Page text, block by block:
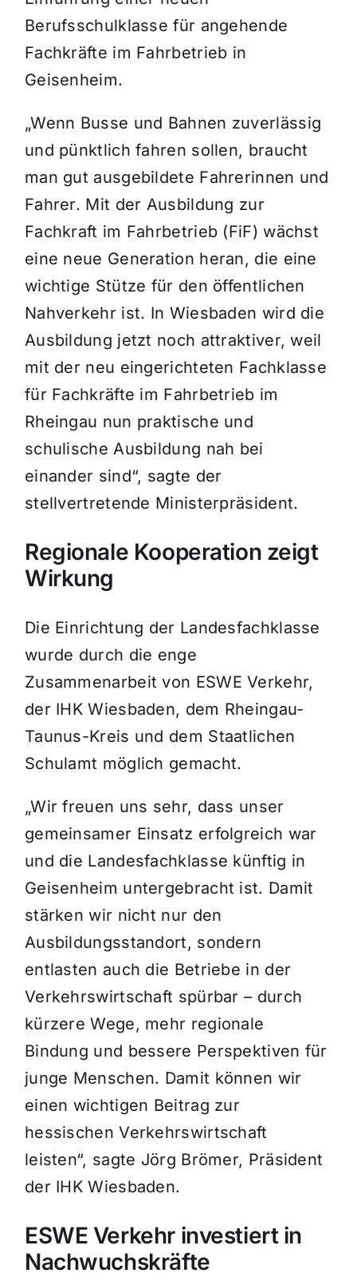
Berufsschulklasse für angehende
Fachkräfte im Fahrbetrieb in
Geisenheim.
„Wenn Busse und Bahnen zuverlässig
und pünktlich fahren sollen, braucht
man gut ausgebildete Fahrerinnen und
Fahrer. Mit der Ausbildung zur
Fachkraft im Fahrbetrieb (FiF) wächst
eine neue Generation heran, die eine
wichtige Stütze für den öffentlichen
Nahverkehr ist. In Wiesbaden wird die
Ausbildung jetzt noch attraktiver, weil
mit der neu eingerichteten Fachklasse
für Fachkräfte im Fahrbetrieb im
Rheingau nun praktische und
schulische Ausbildung nah bei
einander sind“, sagte der
stellvertretende Ministerpräsident.
Regionale Kooperation zeigt
Wirkung
Die Einrichtung der Landesfachklasse
wurde durch die enge
Zusammenarbeit von ESWE Verkehr,
der IHK Wiesbaden, dem Rheingau-
Taunus-Kreis und dem Staatlichen
Schulamt möglich gemacht.
„Wir freuen uns sehr, dass unser
gemeinsamer Einsatz erfolgreich war
und die Landesfachklasse künftig in
Geisenheim untergebracht ist. Damit
stärken wir nicht nur den
Ausbildungsstandort, sondern
entlasten auch die Betriebe in der
Verkehrswirtschaft spürbar – durch
kürzere Wege, mehr regionale
Bindung und bessere Perspektiven für
junge Menschen. Damit können wir
einen wichtigen Beitrag zur
hessischen Verkehrswirtschaft
leisten“, sagte Jörg Brömer, Präsident
der IHK Wiesbaden.
ESWE Verkehr investiert in
Nachwuchskräfte